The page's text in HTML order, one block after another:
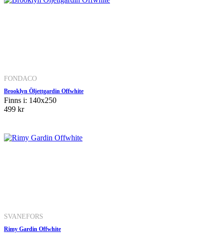
FONDACO
Brooklyn Öljettgardin Offwhite
Finns i: 140x250
499 kr
SVANEFORS
Rimy Gardin Offwhite